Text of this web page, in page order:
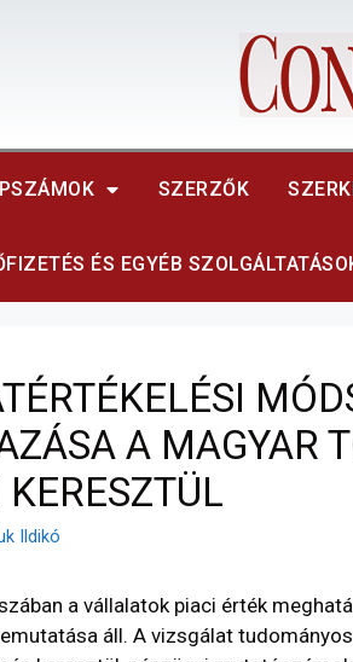
SZERZŐK
ÉS EGYÉB
A MAGYAR
Ildikó
a vállalatok piaci érték
áll. A vizsgálat